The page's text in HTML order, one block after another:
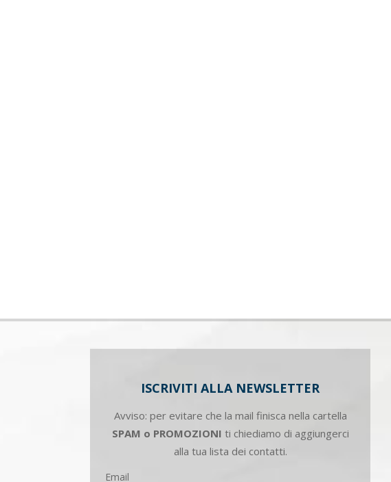
ISCRIVITI ALLA NEWSLETTER
Avviso: per evitare che la mail finisca nella cartella
SPAM o PROMOZIONI ti chiediamo di aggiungerci
alla tua lista dei contatti.
Email